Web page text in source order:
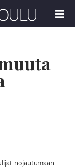
MENU
nojautumaan